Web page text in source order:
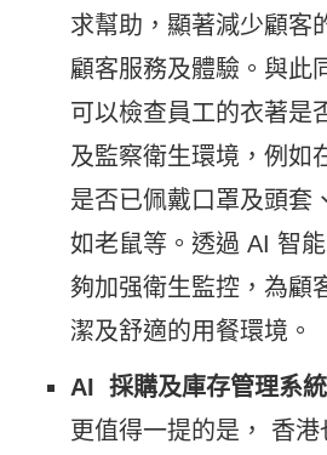
求幫助，顯著減少顧客
顧客服務及體驗。與此
可以檢查員工的衣著是
及監察衛生環境，例如
是否已佩戴口罩及頭套
如老鼠等。透過 AI 智
夠加强衛生監控，為顧
潔及舒適的用餐環境。
AI 採購及庫存管理系統
更值得一提的是， 香